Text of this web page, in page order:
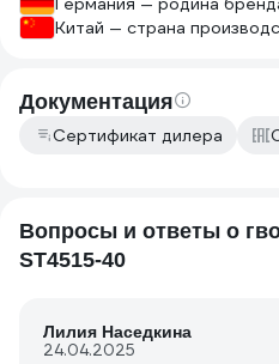
Китай — страна
Документация
Сертификат дилера
Вопросы и ответы о
ST4515-40
Лилия Наседкина
24.04.2025